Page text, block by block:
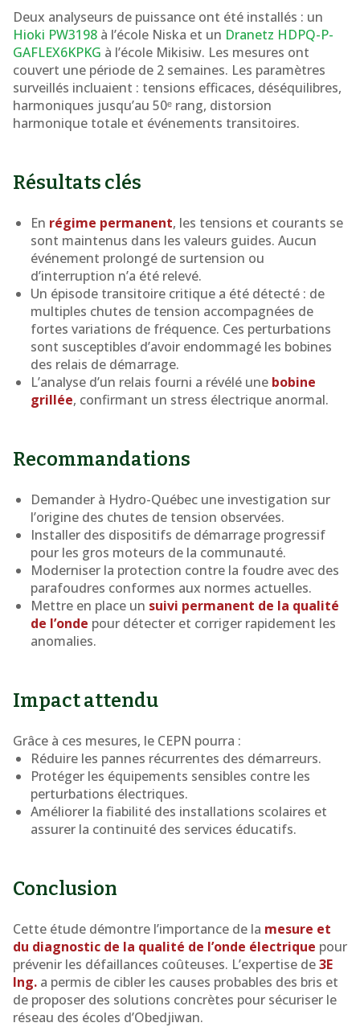
Deux analyseurs de puissance ont été installés : un
Hioki PW3198 à l’école Niska et un Dranetz HDPQ-P-
GAFLEX6KPKG à l’école Mikisiw. Les mesures ont
couvert une période de 2 semaines. Les paramètres
surveillés incluaient : tensions efficaces, déséquilibres,
harmoniques jusqu’au 50ᵉ rang, distorsion
harmonique totale et événements transitoires.
Résultats clés
En régime permanent, les tensions et courants se
sont maintenus dans les valeurs guides. Aucun
événement prolongé de surtension ou
d’interruption n’a été relevé.
Un épisode transitoire critique a été détecté : de
multiples chutes de tension accompagnées de
fortes variations de fréquence. Ces perturbations
sont susceptibles d’avoir endommagé les bobines
des relais de démarrage.
L’analyse d’un relais fourni a révélé une bobine
grillée, confirmant un stress électrique anormal.
Recommandations
Demander à Hydro-Québec une investigation sur
l’origine des chutes de tension observées.
Installer des dispositifs de démarrage progressif
pour les gros moteurs de la communauté.
Moderniser la protection contre la foudre avec des
parafoudres conformes aux normes actuelles.
Mettre en place un suivi permanent de la qualité
de l’onde pour détecter et corriger rapidement les
anomalies.
Impact attendu
Grâce à ces mesures, le CEPN pourra :
Réduire les pannes récurrentes des démarreurs.
Protéger les équipements sensibles contre les
perturbations électriques.
Améliorer la fiabilité des installations scolaires et
assurer la continuité des services éducatifs.
Conclusion
Cette étude démontre l’importance de la mesure et
du diagnostic de la qualité de l’onde électrique pour
prévenir les défaillances coûteuses. L’expertise de3E
Ing. a permis de cibler les causes probables des bris et
de proposer des solutions concrètes pour sécuriser le
réseau des écoles d’Obedjiwan.